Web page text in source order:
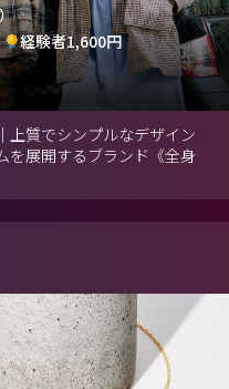
経験者1,600円
上質でシンプルなデザイン
を展開するブランド《全身